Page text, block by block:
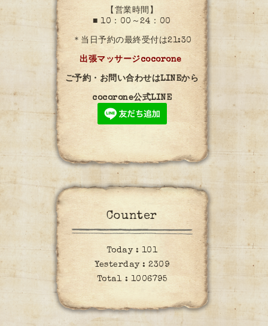
【営業時間】
■ 10：00～24：00
＊当日予約の最終受付は21:30
出張マッサージcocorone
ご予約・お問い合わせはLINEから
cocorone公式LINE
Counter
Today : 101
Yesterday : 2309
Total : 1006795